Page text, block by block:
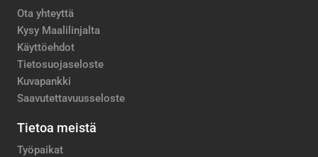
Ota yhteyttä
Kysy Maalilinjalta
Käyttöehdot
Tietosuojaseloste
Kuvapankki
Saavutettavuusseloste
Tietoa meistä
Työpaikat